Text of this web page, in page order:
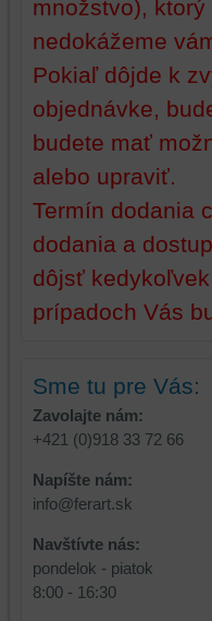
množstvo),
nedokážeme
Pokiaľ dôjde k
objednávke,
budete mať
alebo upraviť.
Termín dodania
dodania a
dôjsť
prípadoch Vás
Sme tu pre Vás:
Zavolajte nám:
+421 (0)918 33 72 66
Napíšte nám:
info@ferart.sk
Navštívte nás:
pondelok - piatok
8:00 - 16:30
dosiahnutie
základnej
funkčnosti
platformy,
zážitku
z
a
zabezpečenia.
ktoré
zlepšujú
váš
zážitok
z
prehliadania,
niektoré
z
preferencií
bez
toho,
aby
používateľský
účet
alebo
bez
prihlásenia,
skripty
a/alebo
zdroje